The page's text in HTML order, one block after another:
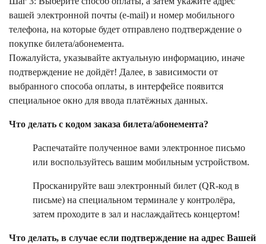
вашей электронной почты (e-mail) и номер мобильного
телефона, на которые будет отправлено подтверждение о
покупке билета/абонемента.
Пожалуйста, указывайте актуальную информацию, иначе
подтверждение не дойдёт! Далее, в зависимости от
выбранного способа оплаты, в интерфейсе появится
специальное окно для ввода платёжных данных.
Что делать с кодом заказа билета/абонемента?
Распечатайте полученное вами электронное письмо
или воспользуйтесь вашим мобильным устройством.
Просканируйте ваш электронный билет (QR-код в
письме) на специальном терминале у контролёра,
затем проходите в зал и наслаждайтесь концертом!
Что делать, в случае если подтверждение на адрес Вашей